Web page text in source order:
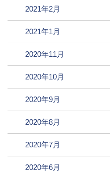
2021年2月
2021年1月
2020年11月
2020年10月
2020年9月
2020年8月
2020年7月
2020年6月